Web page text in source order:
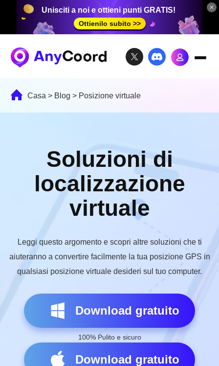
Unisciti a noi e ottieni punti GRATIS!
Ottienilo subito >>
Casa > Blog > Posizione virtuale
Soluzioni di
localizzazione
virtuale
Leggi questo argomento e scopri altre soluzioni che ti
aiuteranno a convertire facilmente la tua posizione GPS in
qualsiasi posizione virtuale desideri sul tuo computer.
Download gratuito
100% Pulito e sicuro
Download gratuito